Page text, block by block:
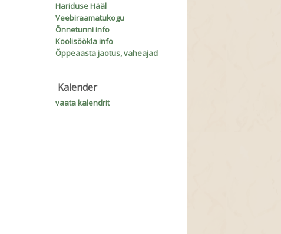
Hariduse Hääl
Veebiraamatukogu
Õnnetunni info
Koolisöökla info
Õppeaasta jaotus, vaheajad
Kalender
vaata kalendrit